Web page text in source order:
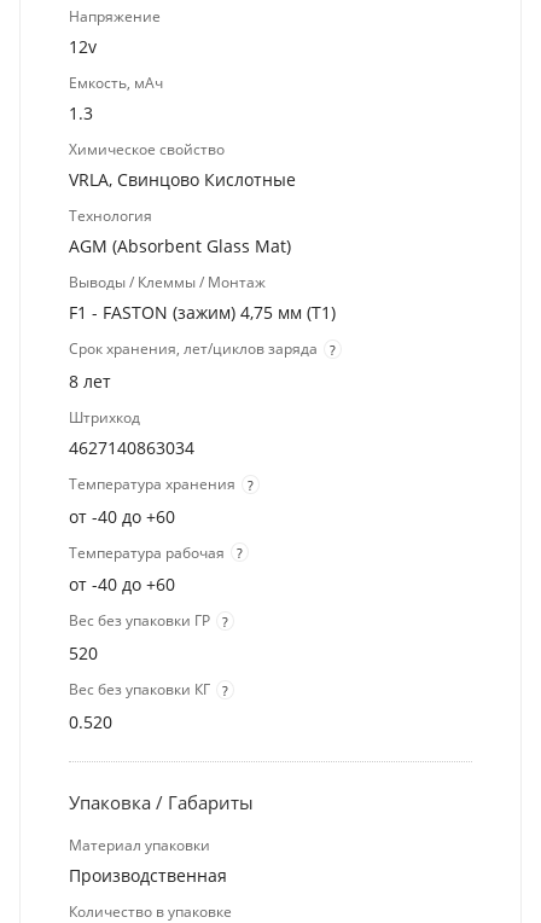
Напряжение
12v
Емкость, мАч
1.3
Химическое свойство
VRLA, Свинцово Кислотные
Технология
AGM (Absorbent Glass Mat)
Выводы / Клеммы / Монтаж
F1 - FASTON (зажим) 4,75 мм (T1)
Срок хранения, лет/циклов заряда ?
8 лет
Штрихкод
4627140863034
Температура хранения ?
от -40 до +60
Температура рабочая ?
от -40 до +60
Вес без упаковки ГР ?
520
Вес без упаковки КГ ?
0.520
Упаковка / Габариты
Материал упаковки
Производственная
Количество в упаковке